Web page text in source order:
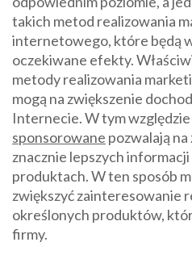
takich metod realizowania
internetowego, które będą
oczekiwane efekty.
metody realizowania
mogą na zwiększenie
Internecie. W tym względzie
sponsorowane pozwalają
znacznie lepszych
produktach. W ten sposób
zwiększyć zainteresowanie
określonych produktów,
firmy.